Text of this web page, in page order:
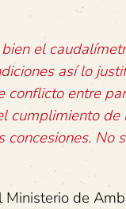
el
así lo
entre
cumplimiento
No
de